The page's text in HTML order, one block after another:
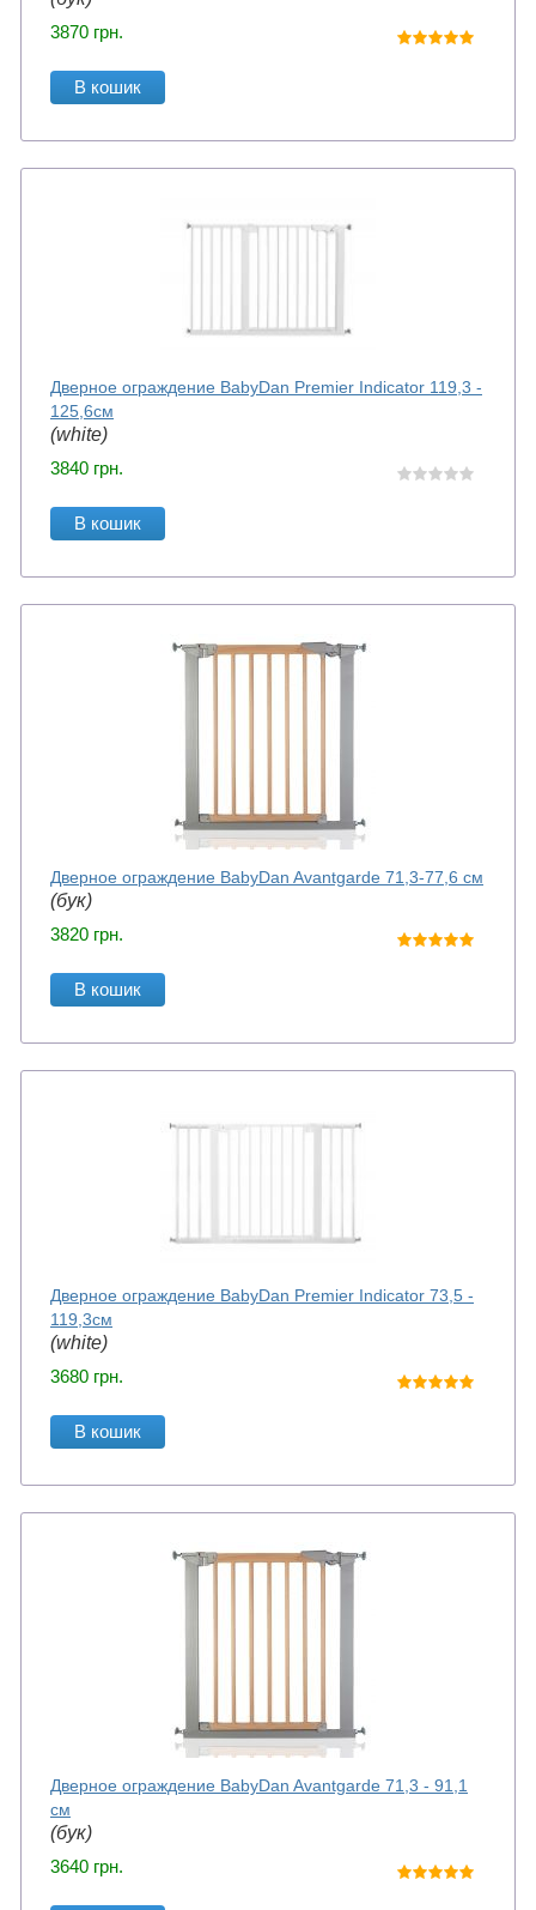
3870 грн.
В кошик
Дверное ограждение BabyDan Premier Indicator 119,3 -
125,6см
(white)
3840 грн.
В кошик
Дверное ограждение BabyDan Avantgarde 71,3-77,6 см
(бук)
3820 грн.
В кошик
Дверное ограждение BabyDan Premier Indicator 73,5 -
119,3см
(white)
3680 грн.
В кошик
Дверное ограждение BabyDan Avantgarde 71,3 - 91,1
см
(бук)
3640 грн.